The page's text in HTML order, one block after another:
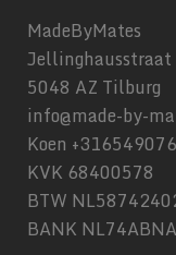
MadeByMates
Jellinghausstraat
5048 AZ Tilburg
info@made-by-
Koen
KVK 68400578
BTW
BANK